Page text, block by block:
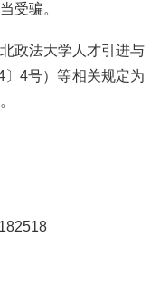
受骗。
政法大学人才引进与
4号）等相关规定为